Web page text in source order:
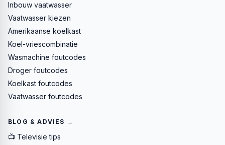
Inbouw vaatwasser
Vaatwasser kiezen
Amerikaanse koelkast
Koel-vriescombinatie
Wasmachine foutcodes
Droger foutcodes
Koelkast foutcodes
Vaatwasser foutcodes
BLOG & ADVIES →
📺 Televisie tips